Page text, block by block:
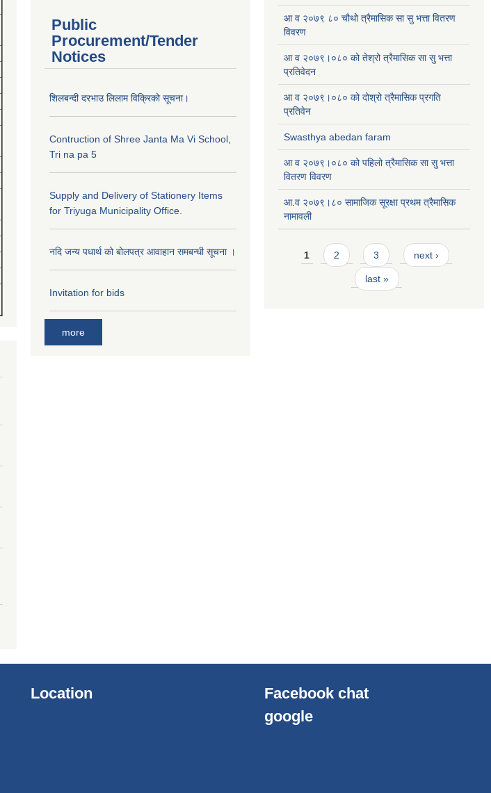
Public
Procurement/Tender
Notices
शिलबन्दी दरभाउ लिलाम विक्रिको सूचना।
Contruction of Shree Janta Ma Vi School,
Tri na pa 5
Supply and Delivery of Stationery Items
for Triyuga Municipality Office.
नदि जन्य पधार्थ को बोलपत्र आवाहान समबन्धी सूचना ।
Invitation for bids
more
आ व २०७९ ८० चौथो त्रैमासिक सा सु भत्ता वितरण
विवरण
आ व २०७९।०८० को तेश्रो त्रैमासिक सा सु भत्ता
प्रतिवेदन
आ व २०७९।०८० को दोश्रो त्रैमासिक प्रगति
प्रतिवेन
Swasthya abedan faram
आ व २०७९।०८० को पहिलो त्रैमासिक सा सु भत्ता
वितरण विवरण
आ.व २०७९।८० सामाजिक सूरक्षा प्रथम त्रैमासिक
नामावली
Pages
1 2 3 next ›
last »
Location
Facebook chat
google